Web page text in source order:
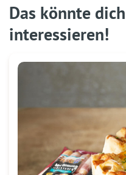
Das könnte
interessieren!